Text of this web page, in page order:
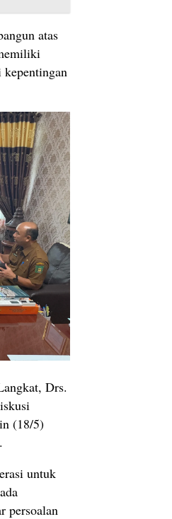
atas
Drs.
(18/5)
untuk
persoalan